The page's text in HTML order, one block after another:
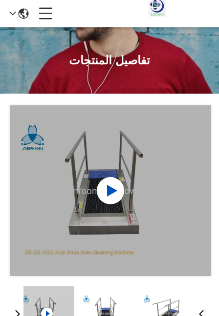
تفاصيل المنتجات